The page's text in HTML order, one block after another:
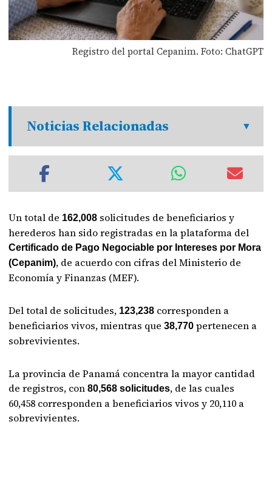
Registro del portal Cepanim. Foto: ChatGPT
Noticias Relacionadas
Un total de 162,008 solicitudes de beneficiarios y
herederos han sido registradas en la plataforma del
Certificado de Pago Negociable por Intereses por Mora
(Cepanim), de acuerdo con cifras del Ministerio de
Economía y Finanzas (MEF).
Del total de solicitudes, 123,238 corresponden a
beneficiarios vivos, mientras que38,770pertenecen a
sobrevivientes.
La provincia de Panamá concentra la mayor cantidad
de registros, con80,568 solicitudes, de las cuales
60,458 corresponden a beneficiarios vivos y 20,110 a
sobrevivientes.